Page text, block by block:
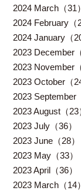
2024 March（31）
2024 February（
2024 January（20
2023 December
2023 November
2023 October（24
2023 September
2023 August（23
2023 July（36）
2023 June（28）
2023 May（33）
2023 April（36）
2023 March（14）